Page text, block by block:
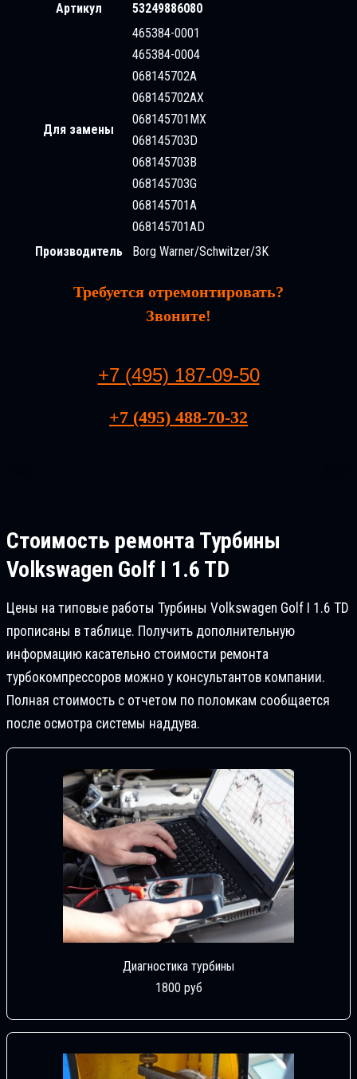
Артикул
53249886080
Для замены
465384-0001
465384-0004
068145702A
068145702AX
068145701MX
068145703D
068145703B
068145703G
068145701A
068145701AD
Производитель
Borg Warner/Schwitzer/3K
Требуется отремонтировать?
Звоните!
+7 (495) 187-09-50
+7 (495) 488-70-32
Стоимость ремонта Турбины
Volkswagen Golf I 1.6 TD
Цены на типовые работы Турбины Volkswagen Golf I 1.6 TD
прописаны в таблице. Получить дополнительную
информацию касательно стоимости ремонта
турбокомпрессоров можно у консультантов компании.
Полная стоимость с отчетом по поломкам сообщается
после осмотра системы наддува.
Диагностика турбины
1800 руб